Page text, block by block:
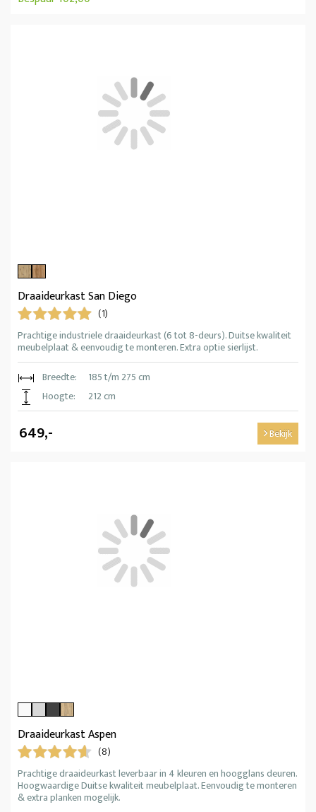
Draaideurkast San Diego
(1)
Prachtige industriele draaideurkast (6 tot 8-deurs). Duitse kwaliteit
meubelplaat & eenvoudig te monteren. Extra optie sierlijst.
Breedte:
185 t/m 275 cm
Hoogte:
212 cm
649,- Bekijk
Draaideurkast Aspen
(8)
Prachtige draaideurkast leverbaar in 4 kleuren en hoogglans deuren.
Hoogwaardige Duitse kwaliteit meubelplaat. Eenvoudig te monteren
& extra planken mogelijk.